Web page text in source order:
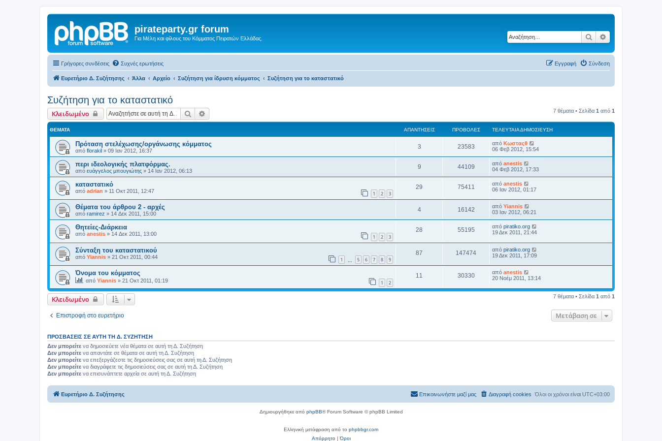
pirateparty.gr forum
Για Μέλη και φίλους του Κόμματος Πειρατών Ελλάδας. Αναζήτηση
Γρήγορες συνδέσεις Συχνές ερωτήσεις Σύνδεση
Εγγραφή
Ευρετήριο Δ. Συζήτησης Άλλα Αρχείο Συζήτηση για ίδρυση κόμματος Συζήτηση για το καταστατικό
Συζήτηση για το καταστατικό
Κλειδωμένο Αναζήτηση 7 θέματα • Σελίδα 1 από 1
ΘΈΜΑΤΑ ΑΠΑΝΤΉΣΕΙΣ ΠΡΟΒΟΛΈΣ ΤΕΛΕΥΤΑΊΑ ΔΗΜΟΣΊΕΥΣΗ
Πρόταση στελέχωσης/οργάνωσης κόμματος
από florakil » 09 Ιαν 2012, 16:37
3 23583 από Κωσταςθ
06 Φεβ 2012, 15:54
περι ιδεολογικής πλατφόρμας.
από ευάγγελος μπουγιώτης » 14 Ιαν 2012, 06:13
9 44109 από anestis
04 Φεβ 2012, 17:33
καταστατικό
από adrian » 11 Οκτ 2011, 12:47 1 2 3
29 75411 από anestis
06 Ιαν 2012, 01:17
Θέματα του άρθρου 2 - αρχές
από ramirez » 14 Δεκ 2011, 15:00
4 16142 από Yiannis
03 Ιαν 2012, 06:21
Θητείες-Διάρκεια
από anestis » 14 Δεκ 2011, 13:00 1 2 3
28 55195 από piratiko.org
19 Δεκ 2011, 21:44
Σύνταξη του καταστατικού
από Yiannis » 21 Οκτ 2011, 00:44 1 5 6 7 8 9
87 147474 από piratiko.org
19 Δεκ 2011, 17:09
Όνομα του κόμματος
από Yiannis » 21 Οκτ 2011, 01:19 1 2
11 30330 από anestis
20 Νοέμ 2011, 13:14
Κλειδωμένο 7 θέματα • Σελίδα 1 από 1
Επιστροφή στο ευρετήριο Μετάβαση σε
ΠΡΟΣΒΆΣΕΙΣ ΣΕ ΑΥΤΉ ΤΗ Δ. ΣΥΖΉΤΗΣΗ
Δεν μπορείτε να δημοσιεύετε νέα θέματα σε αυτή τη Δ. Συζήτηση
Δεν μπορείτε να απαντάτε σε θέματα σε αυτή τη Δ. Συζήτηση
Δεν μπορείτε να επεξεργάζεστε τις δημοσιεύσεις σας σε αυτή τη Δ. Συζήτηση
Δεν μπορείτε να διαγράφετε τις δημοσιεύσεις σας σε αυτή τη Δ. Συζήτηση
Δεν μπορείτε να επισυνάπτετε αρχεία σε αυτή τη Δ. Συζήτηση
Ευρετήριο Δ. Συζήτησης Όλοι οι χρόνοι είναι UTC+03:00
Διαγραφή cookies
Επικοινωνήστε μαζί μας
Δημιουργήθηκε από phpBB® Forum Software © phpBB Limited
Ελληνική μετάφραση από το phpbbgr.com
Απόρρητο|Όροι